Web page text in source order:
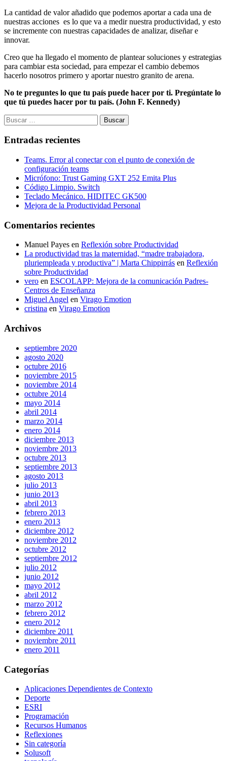
La cantidad de valor añadido que podemos aportar a cada una de
nuestras acciones es lo que va a medir nuestra productividad, y esto
se incremente con nuestras capacidades de analizar, diseñar e
innovar.
Creo que ha llegado el momento de plantear soluciones y estrategias
para cambiar esta sociedad, para empezar el cambio debemos
hacerlo nosotros primero y aportar nuestro granito de arena.
No te preguntes lo que tu país puede hacer por ti. Pregúntate lo
que tú puedes hacer por tu país. (John F. Kennedy)
Buscar:
Entradas recientes
Teams. Error al conectar con el punto de conexión de
configuración teams
Micrófono: Trust Gaming GXT 252 Emita Plus
Código Limpio. Switch
Teclado Mecánico. HIDITEC GK500
Mejora de la Productividad Personal
Comentarios recientes
Manuel Payes en Reflexión sobre Productividad
La productividad tras la maternidad, “madre trabajadora,
pluriempleada y productiva” | Marta Chippirrás en Reflexión
sobre Productividad
vero en ESCOLAPP: Mejora de la comunicación Padres-
Centros de Enseñanza
Miguel Angel en Virago Emotion
cristina en Virago Emotion
Archivos
septiembre 2020
agosto 2020
octubre 2016
noviembre 2015
noviembre 2014
octubre 2014
mayo 2014
abril 2014
marzo 2014
enero 2014
diciembre 2013
noviembre 2013
octubre 2013
septiembre 2013
agosto 2013
julio 2013
junio 2013
abril 2013
febrero 2013
enero 2013
diciembre 2012
noviembre 2012
octubre 2012
septiembre 2012
julio 2012
junio 2012
mayo 2012
abril 2012
marzo 2012
febrero 2012
enero 2012
diciembre 2011
noviembre 2011
enero 2011
Categorías
Aplicaciones Dependientes de Contexto
Deporte
ESRI
Programación
Recursos Humanos
Reflexiones
Sin categoría
Solusoft